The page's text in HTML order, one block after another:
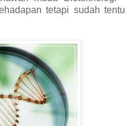
tetapi sudah tentu